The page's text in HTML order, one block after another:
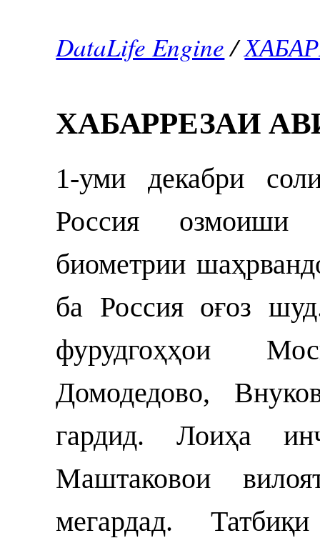
DataLife Engine/
ХАБАРРЕЗАИ
1-уми декабри
Россия озмоиши
биометрии
ба Россия оғоз
фурудгоҳҳои
Домодедово,
гардид. Лоиҳа
Маштаковои
мегардад.